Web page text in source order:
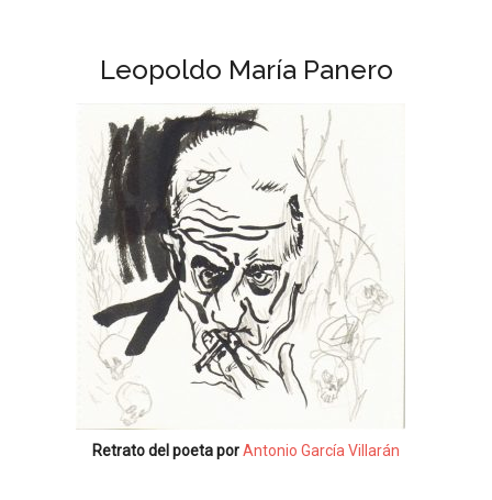
Leopoldo María Panero
Retrato del poeta porAntonio García Villarán